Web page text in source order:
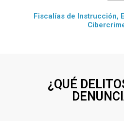
Fiscalías de Instrucción,
¿QUÉ